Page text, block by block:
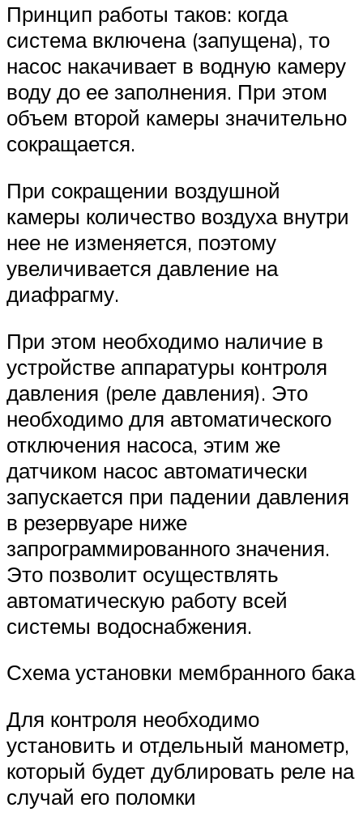
Принцип работы таков: когда
система включена (запущена), то
насос накачивает в водную камеру
воду до ее заполнения. При этом
объем второй камеры значительно
сокращается.
При сокращении воздушной
камеры количество воздуха внутри
нее не изменяется, поэтому
увеличивается давление на
диафрагму.
При этом необходимо наличие в
устройстве аппаратуры контроля
давления (реле давления). Это
необходимо для автоматического
отключения насоса, этим же
датчиком насос автоматически
запускается при падении давления
в резервуаре ниже
запрограммированного значения.
Это позволит осуществлять
автоматическую работу всей
системы водоснабжения.
Схема установки мембранного бака
Для контроля необходимо
установить и отдельный манометр,
который будет дублировать реле на
случай его поломки